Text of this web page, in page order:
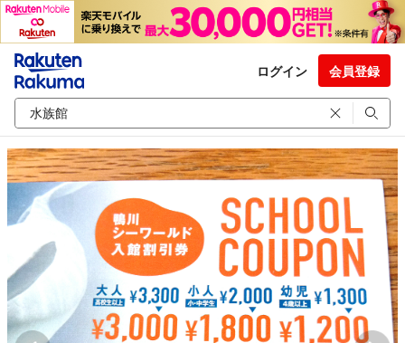
ログイン 会員登録